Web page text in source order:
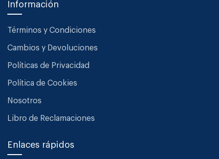
Información
Términos y Condiciones
Cambios y Devoluciones
Políticas de Privacidad
Política de Cookies
Nosotros
Libro de Reclamaciones
Enlaces rápidos